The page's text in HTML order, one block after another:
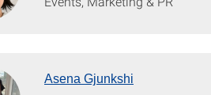
Asena Gjunkshi